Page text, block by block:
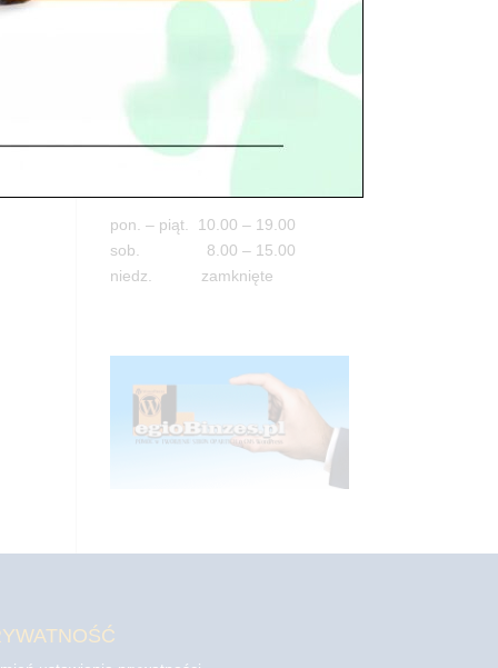
05-100 Nowy Dwór Mazowiecki
tel. 503 900 215
pon. – piąt. 10.00 – 19.00
sob. 8.00 – 15.00
niedz. zamknięte